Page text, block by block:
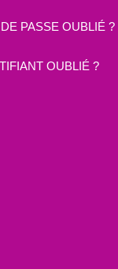
PASSE OUBLIÉ ?
OUBLIÉ ?